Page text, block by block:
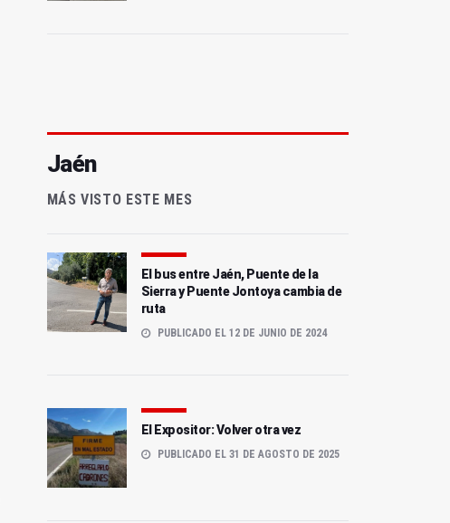
Jaén
MÁS VISTO ESTE MES
El bus entre Jaén, Puente de la
Sierra y Puente Jontoya cambia de
ruta
PUBLICADO EL 12 DE JUNIO DE 2024
El Expositor: Volver otra vez
PUBLICADO EL 31 DE AGOSTO DE 2025